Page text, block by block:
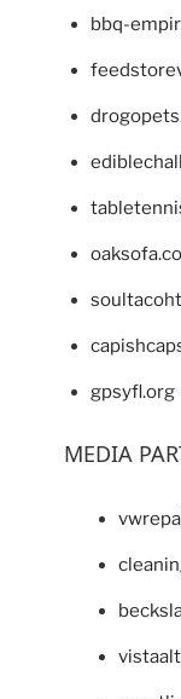
bbq-
gpsyfl.org
MEDIA